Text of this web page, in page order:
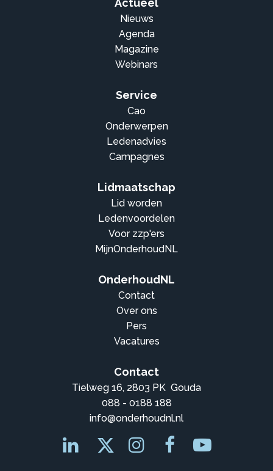
Actueel
Nieuws
Agenda
Magazine
Webinars
Service
Cao
Onderwerpen
Ledenadvies
Campagnes
Lidmaatschap
Lid worden
Ledenvoordelen
Voor zzp'ers
MijnOnderhoudNL
OnderhoudNL
Contact
Over ons
Pers
Vacatures
Contact
Tielweg 16, 2803 PK Gouda
088 - 0188 188
info@onderhoudnl.nl